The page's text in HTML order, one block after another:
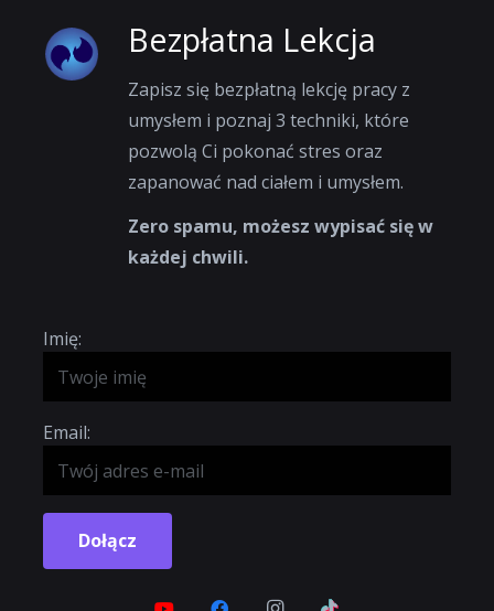
Bezpłatna Lekcja
Zapisz się bezpłatną lekcję pracy z
umysłem i poznaj 3 techniki, które
pozwolą Ci pokonać stres oraz
zapanować nad ciałem i umysłem.
Zero spamu, możesz wypisać się w
każdej chwili.
Imię:
Email:
Dołącz